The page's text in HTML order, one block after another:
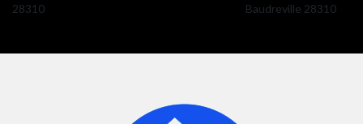
28310
Baudreville 28310